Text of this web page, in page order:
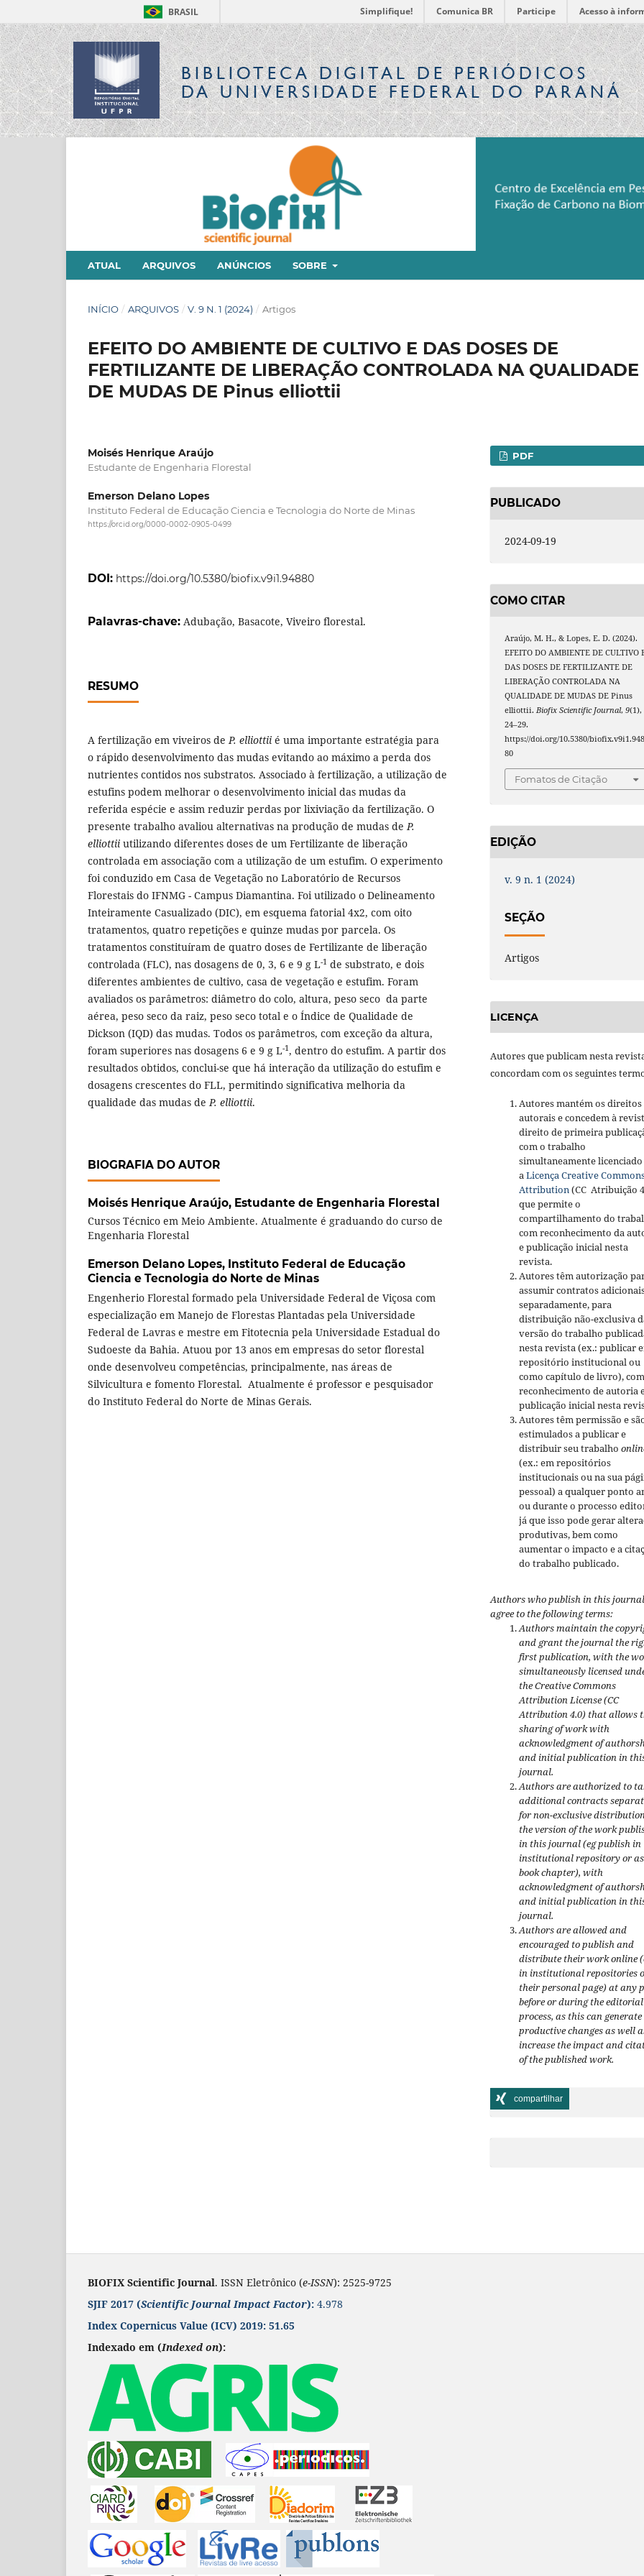
BRASIL Simplifique! Comunica BR Participe Acesso à
BIBLIOTECA DIGITALDE PERIÓDICOS
DA UNIVERSIDADE FEDERAL DO PARANÁ
ATUAL ARQUIVOS ANÚNCIOS SOBRE
INÍCIO / ARQUIVOS / V. 9 N. 1 (2024) / Artigos
EFEITO DO AMBIENTE DE CULTIVO E DAS DOSES DE
FERTILIZANTE DE LIBERAÇÃO CONTROLADA NA QUALIDADE
DE MUDAS DE Pinus elliottii
Moisés Henrique Araújo
Estudante de Engenharia Florestal
Emerson Delano Lopes
Instituto Federal de Educação Ciencia e Tecnologia do Norte de Minas
https://orcid.org/0000-0002-0905-0499
DOI: https://doi.org/10.5380/biofix.v9i1.94880
Palavras-chave: Adubação, Basacote, Viveiro florestal.
RESUMO
A fertilização em viveiros deP. elliottii é uma importante estratégia para
o rápido desenvolvimento das mudas evitando ao máximo a perda dos
nutrientes contidos nos substratos. Associado à fertilização, a utilização de
estufins podem melhorar o desenvolvimento inicial das mudas da
referida espécie e assim reduzir perdas por lixiviação da fertilização. O
presente trabalho avaliou alternativas na produção de mudas deP.
elliottii utilizando diferentes doses de um Fertilizante de liberação
controlada em associação com a utilização de um estufim. O experimento
foi conduzido em Casa de Vegetação no Laboratório de Recursos
Florestais do IFNMG - Campus Diamantina. Foi utilizado o Delineamento
Inteiramente Casualizado (DIC), em esquema fatorial 4x2, com oito
tratamentos, quatro repetições e quinze mudas por parcela. Os
tratamentos constituíram de quatro doses de Fertilizante de liberação
controlada (FLC), nas dosagens de 0, 3, 6 e 9 g L-1 de substrato, e dois
diferentes ambientes de cultivo, casa de vegetação e estufim. Foram
avaliados os parâmetros: diâmetro do colo, altura, peso seco da parte
aérea, peso seco da raiz, peso seco total e o Índice de Qualidade de
Dickson (IQD) das mudas. Todos os parâmetros, com exceção da altura,
foram superiores nas dosagens 6 e 9 g L-1, dentro do estufim. A partir dos
resultados obtidos, conclui-se que há interação da utilização do estufim e
dosagens crescentes do FLL, permitindo significativa melhoria da
qualidade das mudas deP. elliottii.
BIOGRAFIA DO AUTOR
Moisés Henrique Araújo, Estudante de Engenharia Florestal
Cursos Técnico em Meio Ambiente. Atualmente é graduando do curso de
Engenharia Florestal
Emerson Delano Lopes, Instituto Federal de Educação
Ciencia e Tecnologia do Norte de Minas
Engenherio Florestal formado pela Universidade Federal de Viçosa com
especialização em Manejo de Florestas Plantadas pela Universidade
Federal de Lavras e mestre em Fitotecnia pela Universidade Estadual do
Sudoeste da Bahia. Atuou por 13 anos em empresas do setor florestal
onde desenvolveu competências, principalmente, nas áreas de
Silvicultura e fomento Florestal. Atualmente é professor e pesquisador
do Instituto Federal do Norte de Minas Gerais.
PDF
PUBLICADO
2024-09-19
COMO CITAR
Araújo, M. H., & Lopes, E. D. (2024).
EFEITO DO AMBIENTE DE CULTIVO
DAS DOSES DE FERTILIZANTE DE
LIBERAÇÃO CONTROLADA NA
QUALIDADE DE MUDAS DE Pinus
elliottii.Biofix Scientific Journal,9(1),
24–29.
https://doi.org/10.5380/biofix.v9i1.948
80
Fomatos de Citação
EDIÇÃO
v. 9 n. 1 (2024)
SEÇÃO
Artigos
LICENÇA
Autores que publicam nesta
concordam com os seguintes
Autores mantém os direitos
autorais e concedem à
direito de primeira
com o trabalho
simultaneamente
aLicença Creative
Attribution(CC Atribuição
que permite o
compartilhamento do
com reconhecimento da
e publicação inicial nesta
revista.
Autores têm autorização
assumir contratos
separadamente, para
distribuição não-exclusiva
versão do trabalho
nesta revista (ex.: publicar
repositório institucional ou
como capítulo de livro), com
reconhecimento de autoria
publicação inicial nesta
Autores têm permissão e
estimulados a publicar e
distribuir seu trabalho
(ex.: em repositórios
institucionais ou na sua
pessoal) a qualquer ponto
ou durante o processo
já que isso pode gerar
produtivas, bem como
aumentar o impacto e a
do trabalho publicado.
Authors who publish in this journal
agree to the following terms:
Authors maintain the
and grant the journal the
first publication, with the
simultaneously licensed
the Creative Commons
Attribution License (CC
Attribution 4.0) that allows
sharing of work with
acknowledgment of
and initial publication in
journal.
Authors are authorized to
additional contracts
for non-exclusive
the version of the work
in this journal (eg publish in
institutional repository or
book chapter), with
acknowledgment of
and initial publication in
journal.
Authors are allowed and
encouraged to publish and
distribute their work online
in institutional repositories
their personal page) at any
before or during the editorial
process, as this can generate
productive changes as well
increase the impact and
of the published work.
compartilhar
BIOFIX Scientific Journal. ISSN Eletrônico (e-ISSN): 2525-9725
SJIF 2017 (Scientific Journal Impact Factor): 4.978
Index Copernicus Value (ICV) 2019: 51.65
Indexado em (Indexed on):